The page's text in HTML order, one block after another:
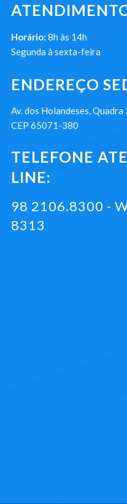
Horário: 8h às 14h
Segunda à sexta-feira
ENDEREÇO
Av. dos Holandeses,
CEP 65071-380
TELEFONE
LINE:
98 2106.8300 -
8313